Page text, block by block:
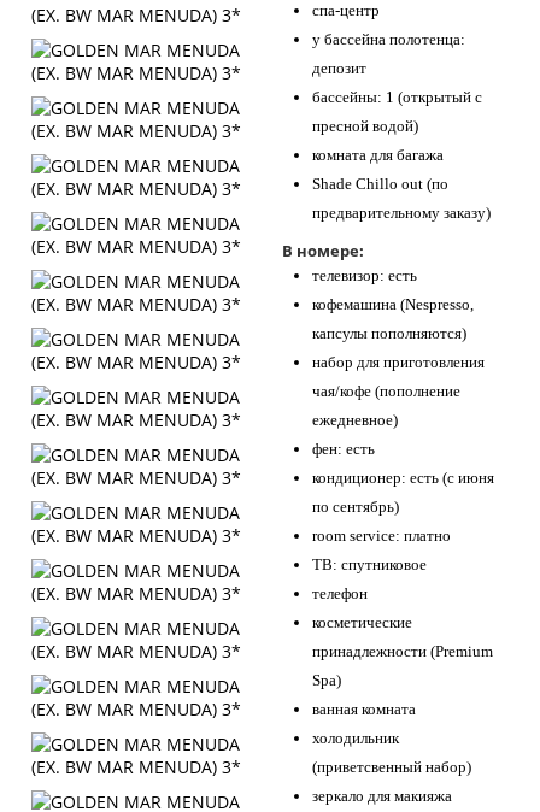
спа-центр
у бассейна полотенца:
депозит
бассейны: 1 (открытый с
пресной водой)
комната для багажа
Shade Chillo оut (по
предварительному заказу)
В номере:
телевизор: есть
кофемашина (Nespresso,
капсулы пополняются)
набор для приготовления
чая/кофе (пополнение
ежедневное)
фен: есть
кондиционер: есть (с июня
по сентябрь)
room service: платно
ТВ: спутниковое
телефон
косметические
принадлежности (Premium
Spa)
ванная комната
холодильник
(приветсвенный набор)
зеркало для макияжа